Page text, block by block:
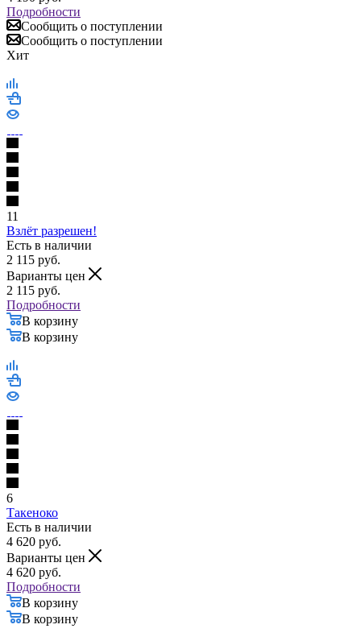
Подробности
Сообщить о поступлении
Сообщить о поступлении
Хит
11
Взлёт разрешен!
Есть в наличии
2 115 руб.
Варианты цен
2 115 руб.
Подробности
В корзину
В корзину
6
Такеноко
Есть в наличии
4 620 руб.
Варианты цен
4 620 руб.
Подробности
В корзину
В корзину